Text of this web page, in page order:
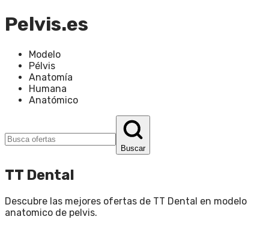
Pelvis.es
Modelo
Pélvis
Anatomía
Humana
Anatómico
Buscar
TT Dental
Descubre las mejores ofertas de TT Dental en modelo
anatomico de pelvis.